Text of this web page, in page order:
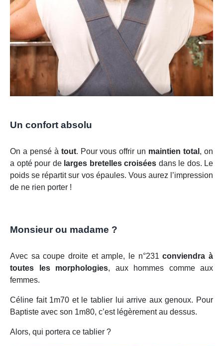
Un confort absolu
On a pensé à tout. Pour vous offrir un maintien total , on
a opté pour de larges bretelles croisées dans le dos. Le
poids se répartit sur vos épaules. Vous aurez l’impression
de ne rien porter !
Monsieur ou madame ?
Avec sa coupe droite et ample, le n°231conviendra à
toutes les morphologies, aux hommes comme aux
femmes.
Céline fait 1m70 et le tablier lui arrive aux genoux. Pour
Baptiste avec son 1m80, c’est légèrement au dessus.
Alors, qui portera ce tablier ?